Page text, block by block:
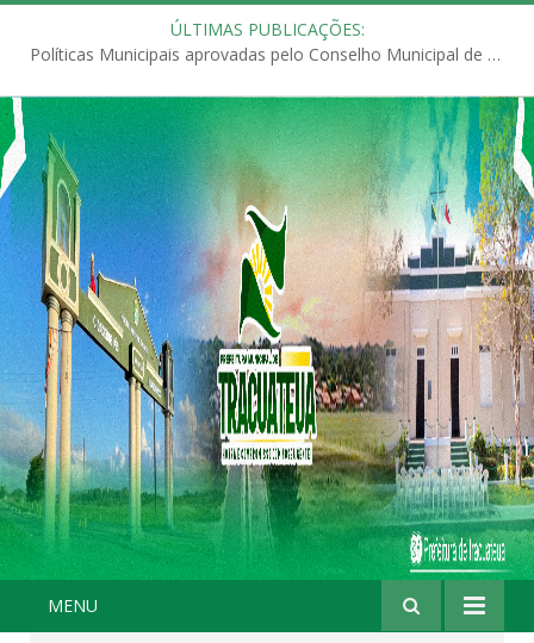
ÚLTIMAS PUBLICAÇÕES:
Políticas Municipais aprovadas pelo Conselho Municipal de Educação (CME)
MENU